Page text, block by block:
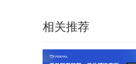
相关推荐